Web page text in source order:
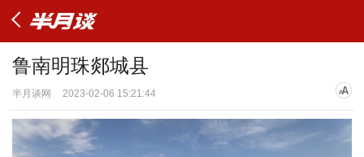
鲁南明珠郯城县
半月谈网 2023-02-06 15:21:44